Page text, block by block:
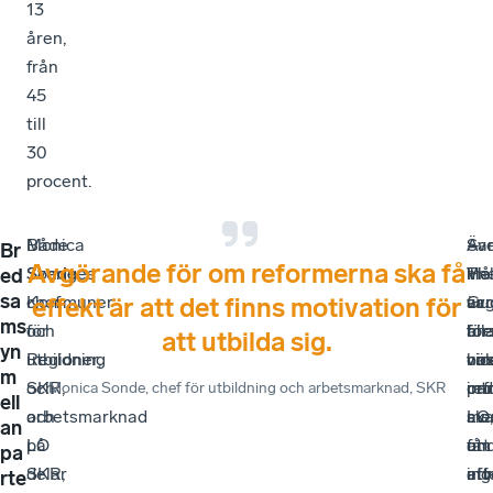
13
åren,
från
45
till
30
procent.
Br
ed
sa
ms
yn
m
ell
an
pa
rte
Både
Sveriges
Kommuner
och
Regioner,
SKR,
och
LO
delar
Monica
Sonde,
chef
för
utbildning
och
arbetsmarknad
på
SKR,
Avgörande för om reformerna ska få
effekt är att det finns motivation för
att utbilda sig.
Monica Sonde, chef för utbildning och arbetsmarknad, SKR
–
för
om
ska
få
LO,
att
–
Vi
är
av
att
må
om